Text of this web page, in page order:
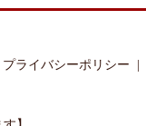
プライバシーポリシー